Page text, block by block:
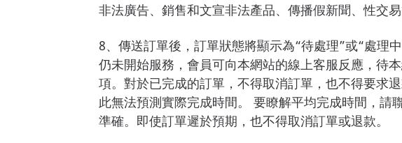
非法廣告、銷售和文宣非法產品、傳播假新聞、性交
8、傳送訂單後，訂單狀態將顯示為“待處理”或“處理
仍未開始服務，會員可向本網站的線上客服反應，待
項。對於已完成的訂單，不得取消訂單，也不得要求
此無法預測實際完成時間。 要瞭解平均完成時間，
準確。即使訂單遲於預期，也不得取消訂單或退款。